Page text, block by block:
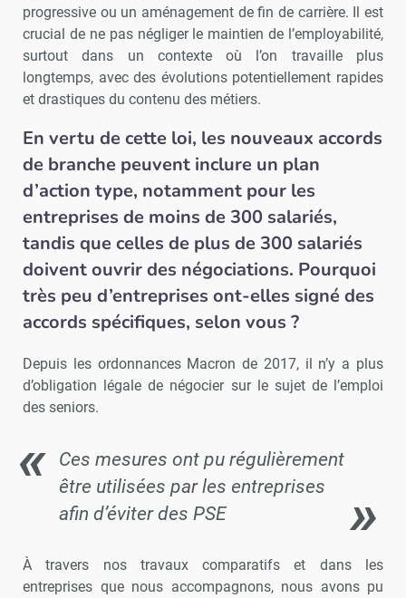
progressive ou un aménagement de fin de carrière. Il est
crucial de ne pas négliger le maintien de l’employabilité,
surtout dans un contexte où l’on travaille plus
longtemps, avec des évolutions potentiellement rapides
et drastiques du contenu des métiers.
En vertu de cette loi, les nouveaux accords
de branche peuvent inclure un plan
d’action type, notamment pour les
entreprises de moins de 300 salariés,
tandis que celles de plus de 300 salariés
doivent ouvrir des négociations. Pourquoi
très peu d’entreprises ont-elles signé des
accords spécifiques, selon vous ?
Depuis les ordonnances Macron de 2017, il n’y a plus
d’obligation légale de négocier sur le sujet de l’emploi
des seniors.
Ces mesures ont pu régulièrement
être utilisées par les entreprises
afin d’éviter des PSE
À travers nos travaux comparatifs et dans les
entreprises que nous accompagnons, nous avons pu